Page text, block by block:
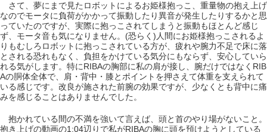
さて、夢にまで見たロボットによるお姫様抱っこ、重量物の抱え上げ
なのでモータに負荷がかかって振動したり異音が発生したりするかと思
っていたのですが、実際に抱っこされてしまうと振動もほとんど感じ
ず、モータ音も気になりません。(恐らく)人間にお姫様抱っこされるよ
りもむしろロボットに抱っこされている方が、疲れや腕力不足で床に落
とされる恐れもなく、負担をかけている気分にもならず、安心していら
れる気がします。特にRIBAの胸部に私の肩が接し、腕だけではなくRIB
Aの胴体全体で、肩・背中・膝とポイントを押さえて体重を支えられて
いる感じです。改良が施された前腕の効果ですが、少なくとも背中に痛
みを感じることはありませんでした。
抱かれている間の不満を強いて言えば、頭と首のやり場がないこと。
抱き上げの動画の1:04辺りで私がRIBAの胸に頭を預けようとしている